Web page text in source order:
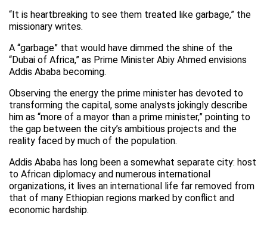
“It is heartbreaking to see them treated like garbage,” the
missionary writes.
A “garbage” that would have dimmed the shine of the
“Dubai of Africa,” as Prime Minister Abiy Ahmed envisions
Addis Ababa becoming.
Observing the energy the prime minister has devoted to
transforming the capital, some analysts jokingly describe
him as “more of a mayor than a prime minister,” pointing to
the gap between the city’s ambitious projects and the
reality faced by much of the population.
Addis Ababa has long been a somewhat separate city: host
to African diplomacy and numerous international
organizations, it lives an international life far removed from
that of many Ethiopian regions marked by conflict and
economic hardship.